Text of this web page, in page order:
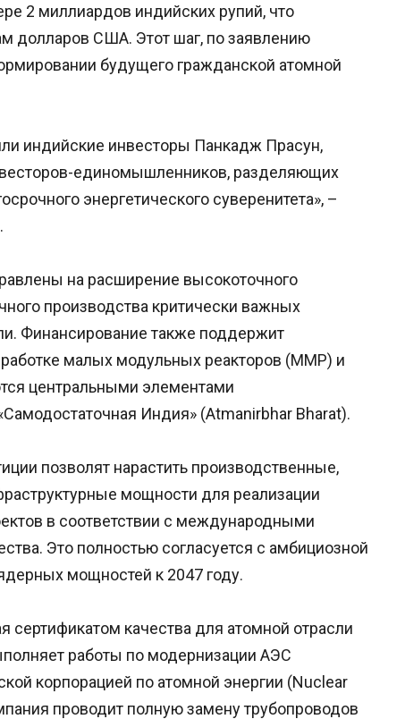
2 миллиардов индийских рупий, что
долларов США. Этот шаг, по заявлению
будущего гражданской атомной
индийские инвесторы Панкадж Прасун,
единомышленников, разделяющих
энергетического суверенитета», –
на расширение высокоточного
производства критически важных
Финансирование также поддержит
малых модульных реакторов (ММР) и
центральными элементами
Индия» (Atmanirbhar Bharat).
позволят нарастить производственные,
мощности для реализации
в соответствии с международными
Это полностью согласуется с амбициозной
мощностей к 2047 году.
качества для атомной отрасли
работы по модернизации АЭС
корпорацией по атомной энергии (Nuclear
проводит полную замену трубопроводов